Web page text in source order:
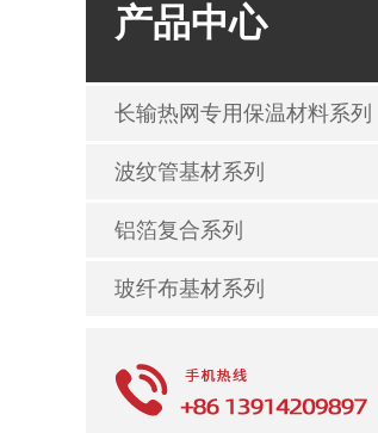
产品中心
长输热网专用保温材料系列
波纹管基材系列
铝箔复合系列
玻纤布基材系列